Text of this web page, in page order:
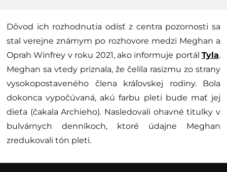
Dôvod ich rozhodnutia odísť z centra pozornosti sa
stal verejne známym po rozhovore medzi Meghan a
Oprah Winfrey v roku 2021, ako informuje portál Tyla.
Meghan sa vtedy priznala, že čelila rasizmu zo strany
vysokopostaveného člena kráľovskej rodiny. Bola
dokonca vypočúvaná, akú farbu pleti bude mať jej
dieťa (čakala Archieho). Nasledovali ohavné titulky v
bulvárnych denníkoch, ktoré údajne Meghan
zredukovali tón pleti.